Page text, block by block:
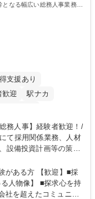
なる幅広い総務人事業務全
支援あり
歓迎
駅ナカ
助あり
設備投資計画等の策
なる幅広い総務人事業
び予算等の管理 ■設備
務人事業務全般 【入
がある方 【歓迎】■採
社を超えたコミュニケ